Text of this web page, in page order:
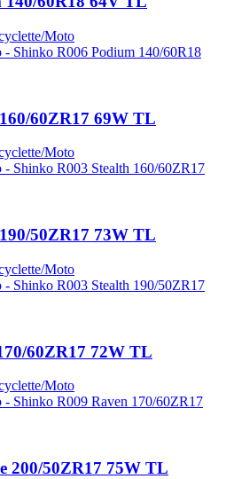
Moto
60ZR17 69W TL
Moto
50ZR17 73W TL
Moto
60ZR17 72W TL
Moto
200/50ZR17 75W TL